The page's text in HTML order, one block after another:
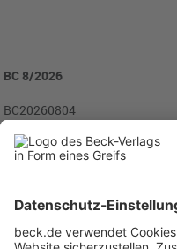
BC 8/2026
BC20260804
Anzeigen